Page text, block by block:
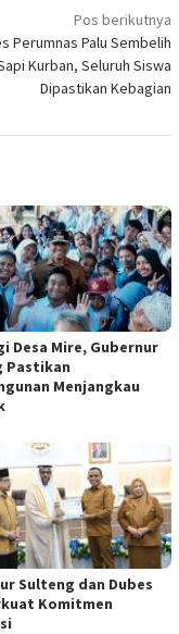
Pos berikutnya
Perumnas Palu Sembelih
Kurban, Seluruh Siswa
Dipastikan Kebagian
Desa Mire, Gubernur
Pastikan
Menjangkau
Sulteng dan Dubes
Komitmen